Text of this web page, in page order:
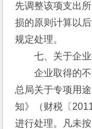
先调整该项支出
损的原则计算以
规定处理。
七、关于企业
企业取得的不
总局关于专项用
知》（财税〔
进行处理。凡未